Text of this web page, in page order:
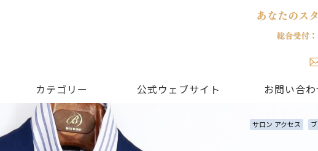
カテゴリー 公式ウェブサイト お問い合わ
サロン アクセス